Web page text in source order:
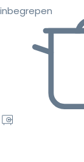
inbegrepen